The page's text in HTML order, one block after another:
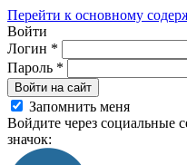
Перейти к основному
Войти
Логин *
Пароль *
Войти на сайт
Запомнить меня
Войдите через социальные
значок: